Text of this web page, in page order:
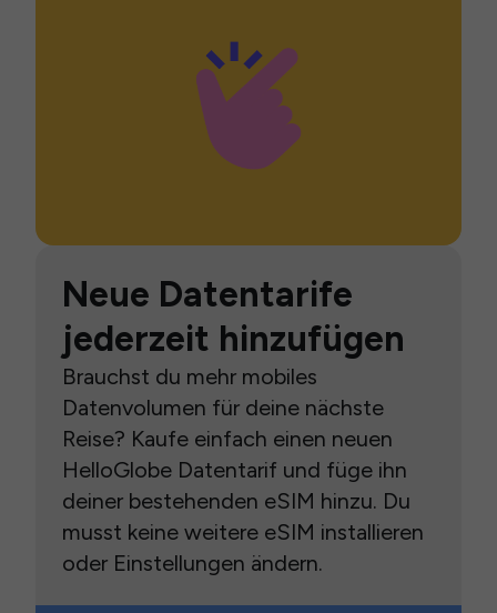
Neue Datentarife
jederzeit hinzufügen
Brauchst du mehr mobiles
Datenvolumen für deine nächste
Reise? Kaufe einfach einen neuen
HelloGlobe Datentarif und füge ihn
deiner bestehenden eSIM hinzu. Du
musst keine weitere eSIM installieren
oder Einstellungen ändern.